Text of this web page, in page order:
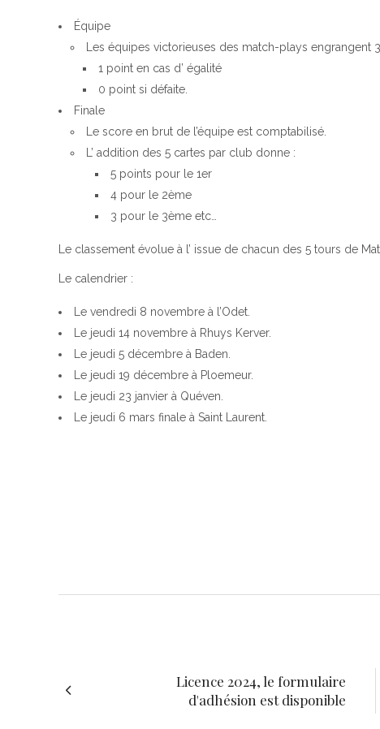
Équipe
Les équipes victorieuses des match-plays engrangent
1 point en cas d’ égalité
0 point si défaite.
Finale
Le score en brut de l’équipe est comptabilisé.
L’ addition des 5 cartes par club donne :
5 points pour le 1er
4 pour le 2ème
3 pour le 3ème etc…
Le classement évolue à l’ issue de chacun des 5 tours de
Le calendrier :
Le vendredi 8 novembre à l’Odet.
Le jeudi 14 novembre à Rhuys Kerver.
Le jeudi 5 décembre à Baden.
Le jeudi 19 décembre à Ploemeur.
Le jeudi 23 janvier à Quéven.
Le jeudi 6 mars finale à Saint Laurent.
Licence 2024, le formulaire
d'adhésion est disponible